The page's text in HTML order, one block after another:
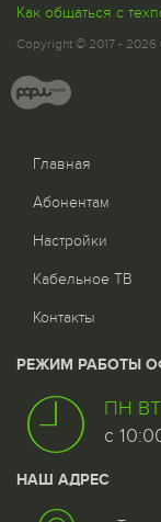
Как общаться с
Copyright © 2017 -
Главная
Абонентам
Настройки
Кабельное ТВ
Контакты
РЕЖИМ РАБОТЫ
ПН
с
НАШ АДРЕС